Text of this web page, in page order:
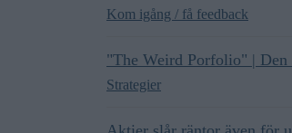
Kom igång / få feedback
"The Weird Porfolio" | Den
Strategier